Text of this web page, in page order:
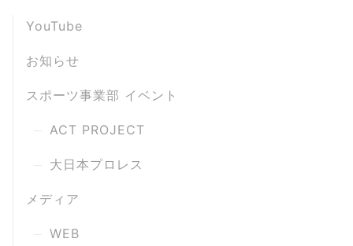
YouTube
お知らせ
スポーツ事業部 イベント
ACT PROJECT
大日本プロレス
メディア
WEB